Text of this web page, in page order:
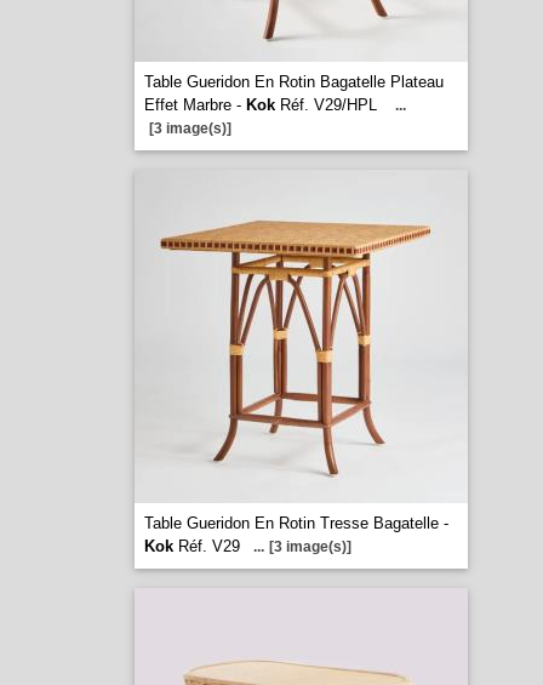
Table Gueridon En Rotin Bagatelle Plateau
Effet Marbre - KokRéf. V29/HPL
...
[3 image(s)]
Table Gueridon En Rotin Tresse Bagatelle -
KokRéf. V29 ... [3 image(s)]